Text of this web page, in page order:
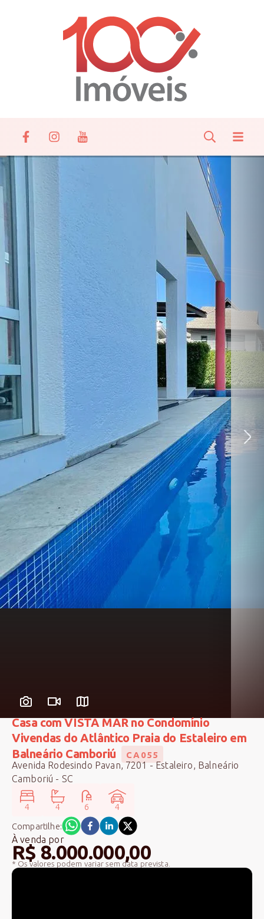
Casa com VISTA MAR no Condomínio
Vivendas do Atlântico Praia do Estaleiro em
Balneário Camboriú
CA055
Avenida Rodesindo Pavan, 7201 - Estaleiro, Balneário
Camboriú - SC
4 4 6
4
Compartilhe:
À venda por
R$ 8.000.000,00
* Os valores podem variar sem data prevista.